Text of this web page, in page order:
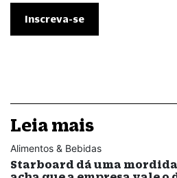
Leia mais
Alimentos & Bebidas
Starboard dá uma mordida